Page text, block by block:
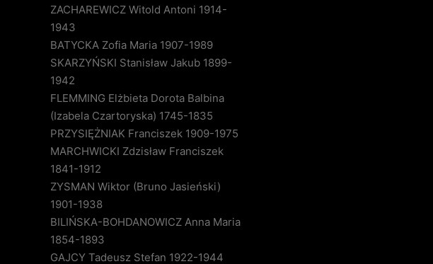
ZACHAREWICZ Witold Antoni 1914-
1943
BATYCKA Zofia Maria 1907-1989
SKARZYŃSKI Stanisław Jakub 1899-
1942
FLEMMING Elżbieta Dorota Balbina
(Izabela Czartoryska) 1745-1835
PRZYSIĘŻNIAK Franciszek 1909-1975
MARCHWICKI Zdzisław Franciszek
1841-1912
ZYSMAN Wiktor (Bruno Jasieński)
1901-1938
BILIŃSKA-BOHDANOWICZ Anna Maria
1854-1893
GAJCY Tadeusz Stefan 1922-1944